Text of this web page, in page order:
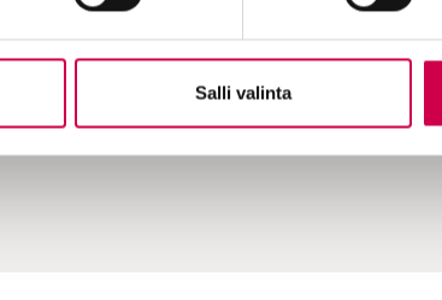
Salli valinta